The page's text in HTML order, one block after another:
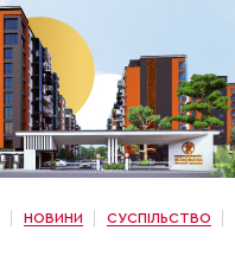
НОВИНИ СУСПІЛЬСТВО